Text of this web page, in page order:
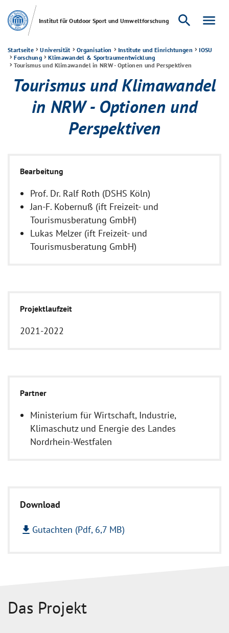
Institut für Outdoor Sport und Umweltforschung search menu
Startseite Universität Organisation Institute und Einrichtungen
IOSU
Forschung
Klimawandel & Sportraumentwicklung
Tourismus und Klimawandel in NRW - Optionen und Perspektiven
Tourismus und Klimawandel
in NRW - Optionen und
Perspektiven
Bearbeitung
Prof. Dr. Ralf Roth (DSHS Köln)
Jan-F. Kobernuß (ift Freizeit- und
Tourismusberatung GmbH)
Lukas Melzer (ift Freizeit- und
Tourismusberatung GmbH)
Projektlaufzeit
2021-2022
Partner
Ministerium für Wirtschaft, Industrie,
Klimaschutz und Energie des Landes
Nordrhein-Westfalen
Download
file_download Gutachten (Pdf, 6,7 MB)
Das Projekt